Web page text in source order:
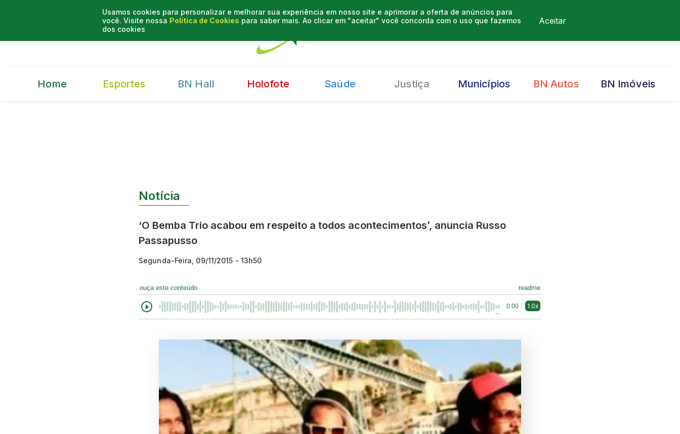
Usamos cookies para personalizar e melhorar sua experiência em nosso site e aprimorar a oferta de anúncios para
você. Visite nossa Política de Cookies para saber mais. Ao clicar em "aceitar" você concorda com o uso que fazemos
dos cookies
Aceitar
Home Esportes BN Hall Holofote Saúde Justiça Municípios BN Autos BN Imóveis
Notícia
‘O Bemba Trio acabou em respeito a todos acontecimentos’, anuncia Russo
Passapusso
Segunda-Feira, 09/11/2015 - 13h50
ouça este conteúdo readme
0:00 1.0x